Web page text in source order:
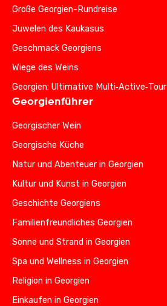
Große Georgien-Rundreise
Juwelen des Kaukasus
Geschmack Georgiens
Wiege des Weins
Georgien: Ultimative Multi‑Active‑Tour
Georgienführer
Georgischer Wein
Georgische Küche
Natur und Abenteuer in Georgien
Kultur und Kunst in Georgien
Geschichte Georgiens
Familienfreundliches Georgien
Sonne und Strand in Georgien
Spa und Wellness in Georgien
Religion in Georgien
Einkaufen in Georgien